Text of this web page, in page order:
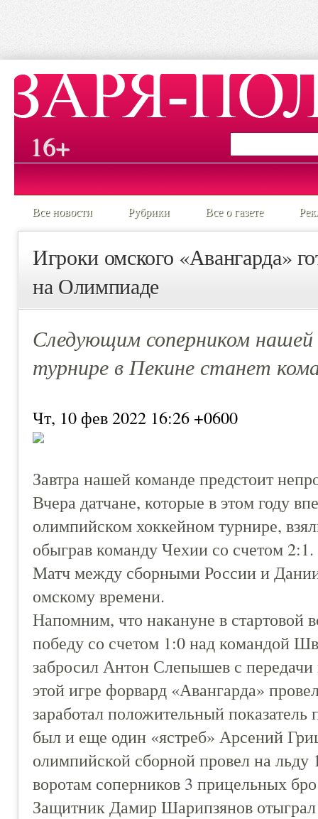
16+
Все новости Рубрики Все о газете
Игроки омского «Авангарда»
на Олимпиаде
Следующим соперником нашей
турнире в Пекине станет
Чт, 10 фев 2022 16:26 +0600
Завтра нашей команде предстоит
Вчера датчане, которые в этом году
олимпийском хоккейном турнире,
обыграв команду Чехии со счетом 2:1.
Матч между сборными России и
омскому времени.
Напомним, что накануне в стартовой
победу со счетом 1:0 над командой
забросил Антон Слепышев с
этой игре форвард «Авангарда»
заработал положительный
был и еще один «ястреб» Арсений
олимпийской сборной провел на
воротам соперников 3 прицельных
Защитник Дамир Шарипзянов